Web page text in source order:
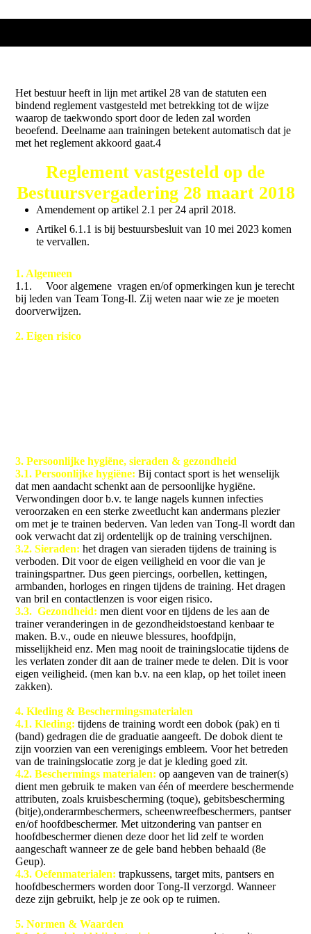
Het bestuur heeft in lijn met artikel 28 van de statuten een
bindend reglement vastgesteld met betrekking tot de wijze
waarop de taekwondo sport door de leden zal worden
beoefend. Deelname aan trainingen betekent automatisch dat je
met het reglement akkoord gaat.4
Reglement vastgesteld op de
Bestuursvergadering 28 maart 2018
Amendement op artikel 2.1 per 24 april 2018.
Artikel 6.1.1 is bij bestuursbesluit van 10 mei 2023 komen
te vervallen.
1. Algemeen
1.1. Voor algemene vragen en/of opmerkingen kun je terecht
bij leden van Team Tong-Il. Zij weten naar wie ze je moeten
doorverwijzen.
2. Eigen risico
3. Persoonlijke hygiëne, sieraden & gezondheid
3.1. Persoonlijke hygiëne: Bij contact sport is het wenselijk
dat men aandacht schenkt aan de persoonlijke hygiëne.
Verwondingen door b.v. te lange nagels kunnen infecties
veroorzaken en een sterke zweetlucht kan andermans plezier
om met je te trainen bederven. Van leden van Tong-Il wordt dan
ook verwacht dat zij ordentelijk op de training verschijnen.
3.2. Sieraden: het dragen van sieraden tijdens de training is
verboden. Dit voor de eigen veiligheid en voor die van je
trainingspartner. Dus geen piercings, oorbellen, kettingen,
armbanden, horloges en ringen tijdens de training. Het dragen
van bril en contactlenzen is voor eigen risico.
3.3. Gezondheid: men dient voor en tijdens de les aan de
trainer veranderingen in de gezondheidstoestand kenbaar te
maken. B.v., oude en nieuwe blessures, hoofdpijn,
misselijkheid enz. Men mag nooit de trainingslocatie tijdens de
les verlaten zonder dit aan de trainer mede te delen. Dit is voor
eigen veiligheid. (men kan b.v. na een klap, op het toilet ineen
zakken).
4. Kleding & Beschermingsmaterialen
4.1. Kleding: tijdens de training wordt een dobok (pak) en ti
(band) gedragen die de graduatie aangeeft. De dobok dient te
zijn voorzien van een verenigings embleem. Voor het betreden
van de trainingslocatie zorg je dat je kleding goed zit.
4.2. Beschermings materialen: op aangeven van de trainer(s)
dient men gebruik te maken van één of meerdere beschermende
attributen, zoals kruisbescherming (toque), gebitsbescherming
(bitje),onderarmbeschermers, scheenwreefbeschermers, pantser
en/of hoofdbeschermer. Met uitzondering van pantser en
hoofdbeschermer dienen deze door het lid zelf te worden
aangeschaft wanneer ze de gele band hebben behaald (8e
Geup).
4.3. Oefenmaterialen: trapkussens, target mits, pantsers en
hoofdbeschermers worden door Tong-Il verzorgd. Wanneer
deze zijn gebruikt, help je ze ook op te ruimen.
5. Normen & Waarden